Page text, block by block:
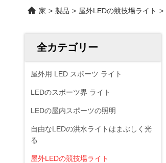
家 > 製品 > 屋外LEDの競技場ライト >
全カテゴリー
屋外用 LED スポーツ ライト
LEDのスポーツ界 ライト
LEDの屋内スポーツの照明
自由なLEDの洪水ライトはまぶしく光
る
屋外LEDの競技場ライト